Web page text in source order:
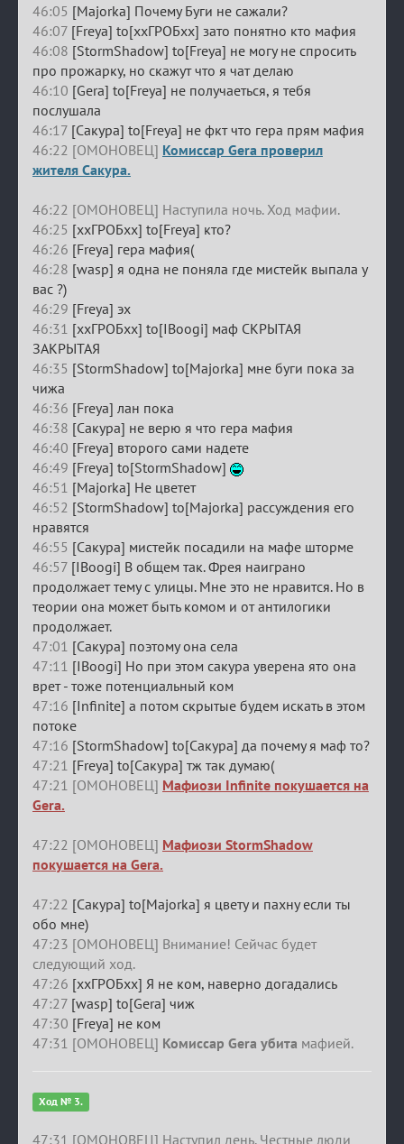
46:05 [Majorka] Почему Буги не сажали?
46:07 [Freya] to[ххГРОБхх] зато понятно кто мафия
46:08 [StormShadow] to[Freya] не могу не спросить
про прожарку, но скажут что я чат делаю
46:10 [Gera] to[Freya] не получаеться, я тебя
послушала
46:17 [Сакура] to[Freya] не фкт что гера прям мафия
46:22 [ОМОНОВЕЦ] Комиссар Gera проверил
жителя Сакура.
46:22 [ОМОНОВЕЦ] Наступила ночь. Ход мафии.
46:25 [ххГРОБхх] to[Freya] кто?
46:26 [Freya] гера мафия(
46:28 [wasp] я одна не поняла где мистейк выпала у
вас ?)
46:29 [Freya] эх
46:31 [ххГРОБхх] to[IBoogi] маф СКРЫТАЯ
ЗАКРЫТАЯ
46:35 [StormShadow] to[Majorka] мне буги пока за
чижа
46:36 [Freya] лан пока
46:38 [Сакура] не верю я что гера мафия
46:40 [Freya] второго сами надете
46:49 [Freya] to[StormShadow]
46:51 [Majorka] Не цветет
46:52 [StormShadow] to[Majorka] рассуждения его
нравятся
46:55 [Сакура] мистейк посадили на мафе шторме
46:57 [IBoogi] В общем так. Фрея наиграно
продолжает тему с улицы. Мне это не нравится. Но в
теории она может быть комом и от антилогики
продолжает.
47:01 [Сакура] поэтому она села
47:11 [IBoogi] Но при этом сакура уверена ято она
врет - тоже потенциальный ком
47:16 [Infinite] а потом скрытые будем искать в этом
потоке
47:16 [StormShadow] to[Сакура] да почему я маф то?
47:21 [Freya] to[Сакура] тж так думаю(
47:21 [ОМОНОВЕЦ] Мафиози Infinite покушается на
Gera.
47:22 [ОМОНОВЕЦ] Мафиози StormShadow
покушается на Gera.
47:22 [Сакура] to[Majorka] я цвету и пахну если ты
обо мне)
47:23 [ОМОНОВЕЦ] Внимание! Сейчас будет
следующий ход.
47:26 [ххГРОБхх] Я не ком, наверно догадались
47:27 [wasp] to[Gera] чиж
47:30 [Freya] не ком
47:31 [ОМОНОВЕЦ] Комиссар Gera убита мафией.
Ход № 3.
47:31 [ОМОНОВЕЦ] Наступил день. Честные люди